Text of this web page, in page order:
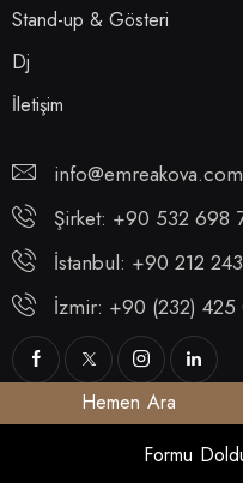
Hemen Ara
Formu
Stand-up & Gösteri
Dj
İletişim
info@emreakova.com
Şirket: +90 532 698
İstanbul: +90 212
İzmir: +90 (232) 425
© 2025 Emre